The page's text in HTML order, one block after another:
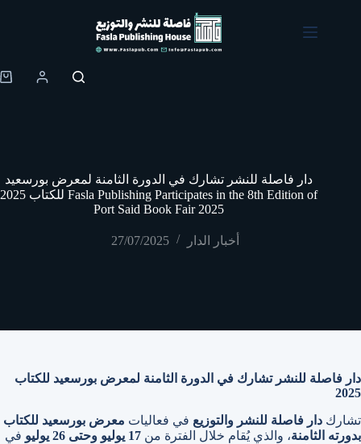
Shopping
دار فاصلة للنشر تشارك في الدورة الثامنة لمعرض بورسعيد
للكتاب 2025 Fasla Publishing Participates in the 8th Edition of
Port Said Book Fair 2025
27/07/2025 أخبار الدار
دار فاصلة للنشر تشارك في الدورة الثامنة لمعرض بورسعيد للكتاب
2025
تشارك دار فاصلة للنشر والتوزيع في فعاليات معرض بورسعيد للكتاب
بدورته الثامنة، والذي يُقام خلال الفترة من 17 يوليو وحتى 26 يوليو
في